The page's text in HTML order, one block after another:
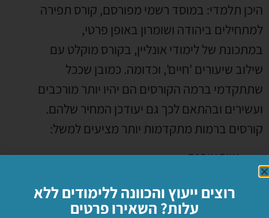
היכן תלמדי: במוסד רשמי מפורסם, קורס תפירה
למתחילים ביהודה ושומרון באופן פרטי,
במתכונת של לימודי אונליין, בקורס מוקלט עם
שילוב שיעורים 'חיים', וכדומה. כמובן שככל
שתתקדמי ברמה הקורסים הם יהיו יותר מורכבים
ועשירים ובהתאם לכך גם יעודכן המחיר שלהם.
קורסים ברמות מתקדמות יותר מציעים למשל:
איור אופנה
בגדי ילדים, שמלות ערב, מידות גדולות
רוצים ייעוץ והכוונה ללימודים ללא
עלות? השאירו פרטים